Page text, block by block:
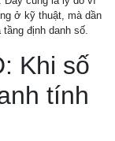
ở kỹ thuật, mà dần
định danh số.
Khi số
tính